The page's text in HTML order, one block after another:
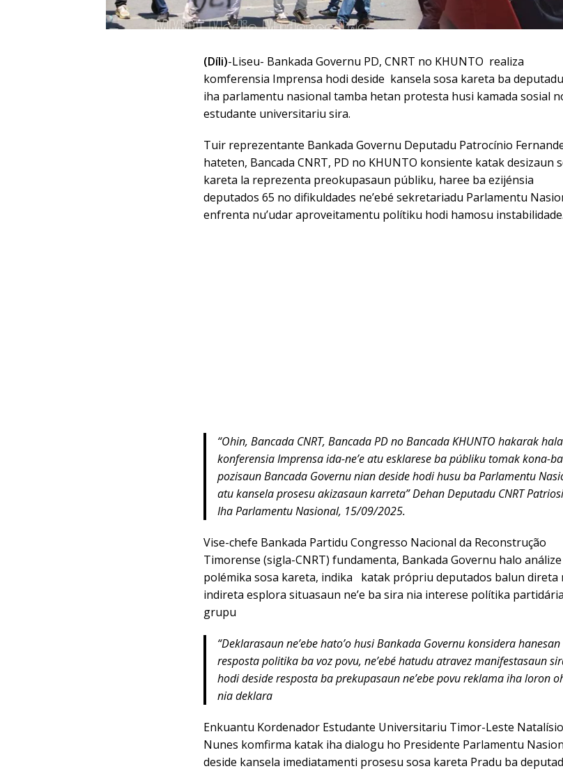
(Díli)-Liseu- Bankada Governu PD, CNRT no KHUNTO realiza
komferensia Imprensa hodi deside kansela sosa kareta ba
iha parlamentu nasional tamba hetan protesta husi kamada sosial
estudante universitariu sira.
Tuir reprezentante Bankada Governu Deputadu Patrocínio
hateten, Bancada CNRT, PD no KHUNTO konsiente katak desizaun
kareta la reprezenta preokupasaun públiku, haree ba ezijénsia
deputados 65 no difikuldades ne’ebé sekretariadu Parlamentu
enfrenta nu’udar aproveitamentu polítiku hodi hamosu instabilidade.
“Ohin, Bancada CNRT, Bancada PD no Bancada KHUNTO hakarak
konferensia Imprensa ida-ne’e atu esklarese ba públiku tomak kona-ba
pozisaun Bancada Governu nian deside hodi husu ba Parlamentu
atu kansela prosesu akizasaun karreta”Dehan Deputadu CNRT
Iha Parlamentu Nasional, 15/09/2025.
Vise-chefe Bankada Partidu Congresso Nacional da Reconstrução
Timorense (sigla-CNRT) fundamenta, Bankada Governu halo
polémika sosa kareta, indika katak própriu deputados balun direta
indireta esplora situasaun ne’e ba sira nia interese polítika
grupu
“Deklarasaun ne’ebe hato’o husi Bankada Governu konsidera hanesan
resposta politika ba voz povu, ne’ebé hatudu atravez manifestasaun
hodi deside resposta ba prekupasaun ne’ebe povu reklama iha loron
nia deklara
Enkuantu Kordenador Estudante Universitariu Timor-Leste Natalísio
Nunes komfirma katak iha dialogu ho Presidente Parlamentu
deside kansela imediatamenti prosesu sosa kareta Pradu ba